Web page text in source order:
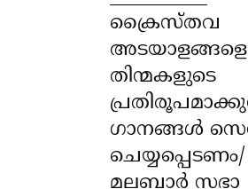
ക്രൈസ്തവ
അടയാളങ്ങളെ
തിന്മകളുടെ
ഗാനങ്ങൾ
മലബാർ സഭാ